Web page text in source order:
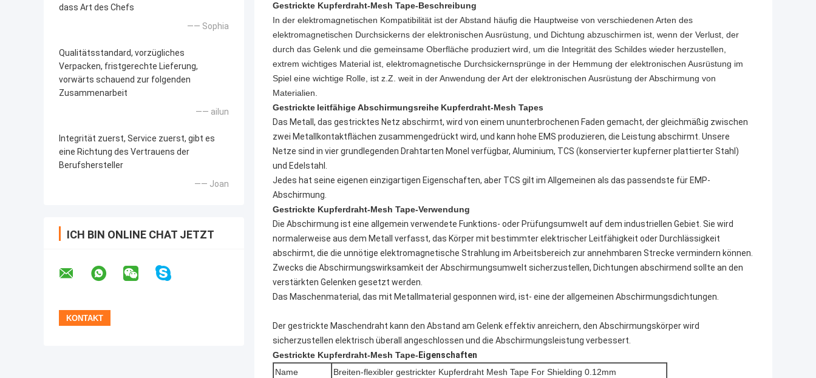
dass Art des Chefs
—— Sophia
Qualitätsstandard, vorzügliches
Verpacken, fristgerechte Lieferung,
vorwärts schauend zur folgenden
Zusammenarbeit
—— ailun
Integrität zuerst, Service zuerst, gibt es
eine Richtung des Vertrauens der
Berufshersteller
—— Joan
ICH BIN ONLINE CHAT JETZT
Gestrickte Kupferdraht-Mesh Tape-Beschreibung
In der elektromagnetischen Kompatibilität ist der Abstand häufig die Hauptweise von verschiedenen Arten des
elektromagnetischen Durchsickerns der elektronischen Ausrüstung, und Dichtung abzuschirmen ist, wenn der Verlust, der
durch das Gelenk und die gemeinsame Oberfläche produziert wird, um die Integrität des Schildes wieder herzustellen,
extrem wichtiges Material ist, elektromagnetische Durchsickernsprünge in der Hemmung der elektronischen Ausrüstung im
Spiel eine wichtige Rolle, ist z.Z. weit in der Anwendung der Art der elektronischen Ausrüstung der Abschirmung von
Materialien.
Gestrickte leitfähige Abschirmungsreihe Kupferdraht-Mesh Tapes
Das Metall, das gestricktes Netz abschirmt, wird von einem ununterbrochenen Faden gemacht, der gleichmäßig zwischen
zwei Metallkontaktflächen zusammengedrückt wird, und kann hohe EMS produzieren, die Leistung abschirmt. Unsere
Netze sind in vier grundlegenden Drahtarten Monel verfügbar, Aluminium, TCS (konservierter kupferner plattierter Stahl)
und Edelstahl.
Jedes hat seine eigenen einzigartigen Eigenschaften, aber TCS gilt im Allgemeinen als das passendste für EMP-
Abschirmung.
Gestrickte Kupferdraht-Mesh Tape-Verwendung
Die Abschirmung ist eine allgemein verwendete Funktions- oder Prüfungsumwelt auf dem industriellen Gebiet. Sie wird
normalerweise aus dem Metall verfasst, das Körper mit bestimmter elektrischer Leitfähigkeit oder Durchlässigkeit
abschirmt, die die unnötige elektromagnetische Strahlung im Arbeitsbereich zur annehmbaren Strecke vermindern können.
Zwecks die Abschirmungswirksamkeit der Abschirmungsumwelt sicherzustellen, Dichtungen abschirmend sollte an den
verstärkten Gelenken gesetzt werden.
Das Maschenmaterial, das mit Metallmaterial gesponnen wird, ist- eine der allgemeinen Abschirmungsdichtungen.
Der gestrickte Maschendraht kann den Abstand am Gelenk effektiv anreichern, den Abschirmungskörper wird
sicherzustellen elektrisch überall angeschlossen und die Abschirmungsleistung verbessert.
Gestrickte Kupferdraht-Mesh Tape- Eigenschaften
Name
Breiten-flexibler gestrickter Kupferdraht Mesh Tape For Shielding 0.12mm